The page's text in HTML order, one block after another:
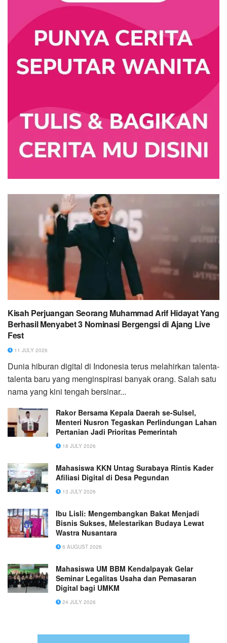
Kisah Perjuangan Seorang Muhammad Arif Hidayat Yang
Berhasil Menyabet 3 Nominasi Bergengsi di Ajang Live
Fest
11 JULY 2026
Dunia hiburan digital di Indonesia terus melahirkan talenta-
talenta baru yang menginspirasi banyak orang. Salah satu
nama yang kini tengah bersinar...
Rakor Bersama Kepala Daerah se-Sulsel,
Menteri Nusron Tegaskan Perlindungan Lahan
Pertanian Jadi Prioritas Pemerintah
18 JULY 2026
Mahasiswa KKN Untag Surabaya Rintis Kader
Afiliasi Digital di Desa Pegundan
13 JULY 2026
Ibu Lisli: Mengembangkan Bakat Menjadi
Bisnis Sukses, Melestarikan Budaya Lewat
Wastra Nusantara
6 AUGUST 2026
Mahasiswa UM BBM Kendalpayak Gelar
Seminar Legalitas Usaha dan Pemasaran
Digital bagi UMKM
24 JULY 2026